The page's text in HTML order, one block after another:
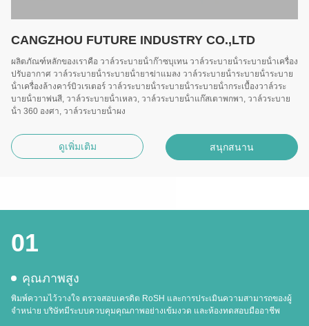
CANGZHOU FUTURE INDUSTRY CO.,LTD
ผลิตภัณฑ์หลักของเราคือ วาล์วระบายน้ําก๊าซบุเทน วาล์วระบายน้ําระบายน้ําเครื่อง
ปรับอากาศ วาล์วระบายน้ําระบายน้ํายาฆ่าแมลง วาล์วระบายน้ําระบายน้ําระบาย
น้ําเครื่องล้างคาร์บิวเรเตอร์ วาล์วระบายน้ําระบายน้ําระบายน้ํากระเบื้องวาล์วระ
บายน้ํายาพ่นสี, วาล์วระบายน้ําเหลว, วาล์วระบายน้ําแก๊สเตาพกพา, วาล์วระบาย
น้ํา 360 องศา, วาล์วระบายน้ําผง
ดูเพิ่มเติม สนุกสนาน
01
คุณภาพสูง
พิมพ์ความไว้วางใจ ตรวจสอบเครดิต RoSH และการประเมินความสามารถของผู้
จําหน่าย บริษัทมีระบบควบคุมคุณภาพอย่างเข้มงวด และห้องทดสอบมืออาชีพ